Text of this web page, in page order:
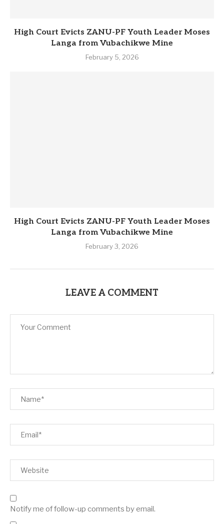
High Court Evicts ZANU-PF Youth Leader Moses
Langa from Vubachikwe Mine
February 5, 2026
High Court Evicts ZANU-PF Youth Leader Moses
Langa from Vubachikwe Mine
February 3, 2026
LEAVE A COMMENT
Notify me of follow-up comments by email.